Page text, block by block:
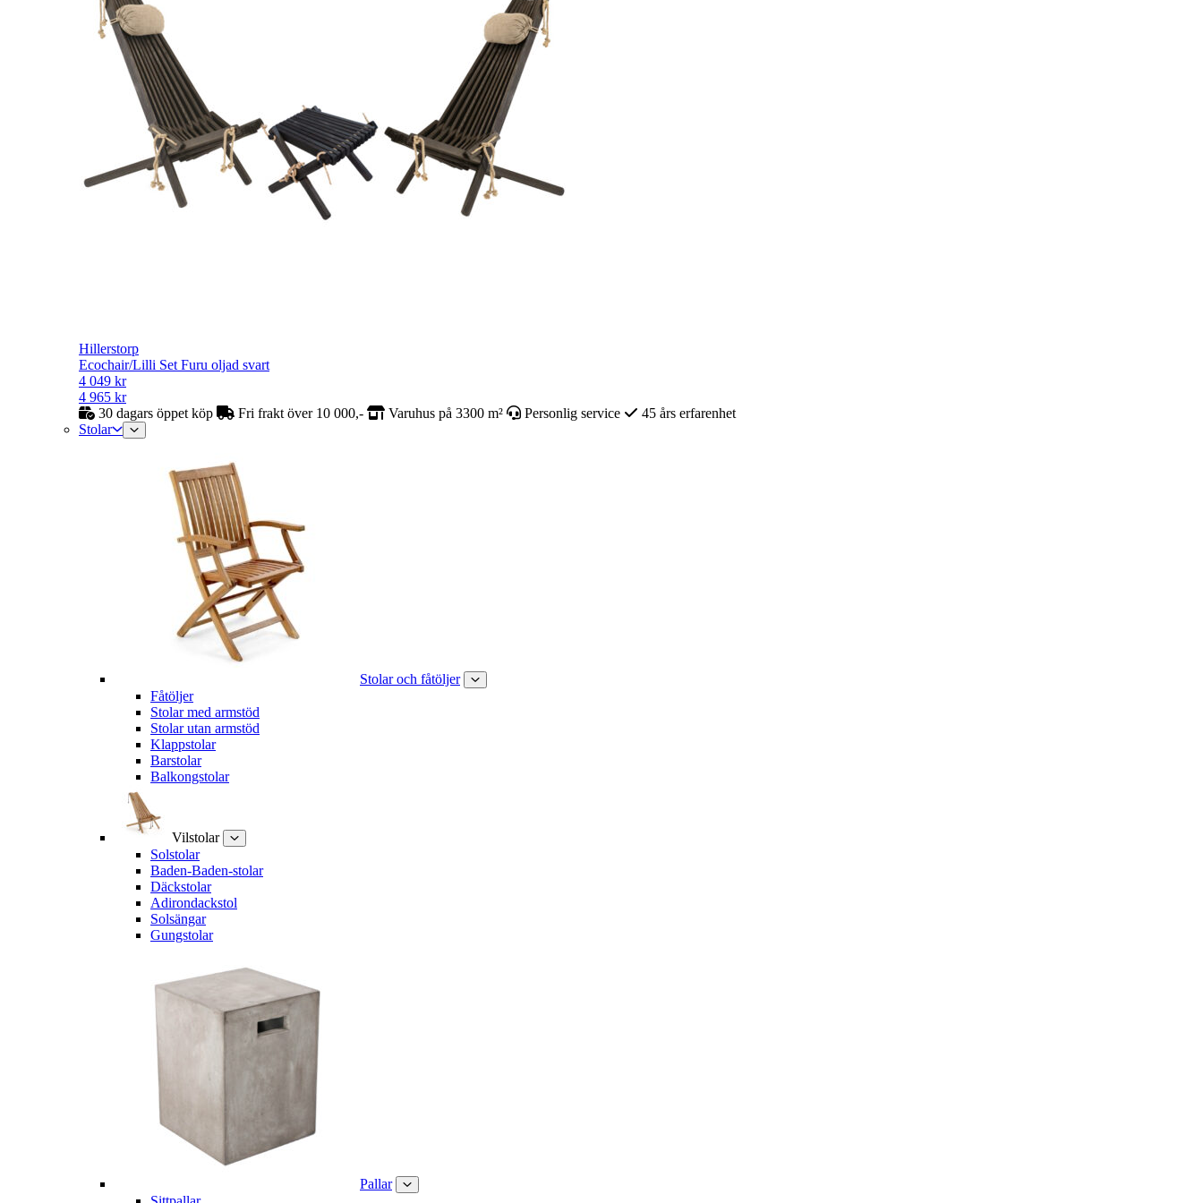
Hillerstorp
Ecochair/Lilli Set Furu oljad svart
4 049 kr
4 965 kr
30 dagars öppet köp
Fri frakt över 10 000,- Varuhus på 3300 m² Personlig service
45 års erfarenhet
Stolar
Stolar och fåtöljer
Fåtöljer
Stolar med armstöd
Stolar utan armstöd
Klappstolar
Barstolar
Balkongstolar
Vilstolar
Solstolar
Baden-Baden-stolar
Däckstolar
Adirondackstol
Solsängar
Gungstolar
Pallar